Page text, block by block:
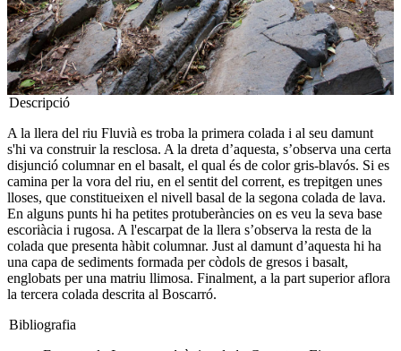
Descripció
A la llera del riu Fluvià es troba la primera colada i al seu damunt
s'hi va construir la resclosa. A la dreta d’aquesta, s’observa una certa
disjunció columnar en el basalt, el qual és de color gris-blavós. Si es
camina per la vora del riu, en el sentit del corrent, es trepitgen unes
lloses, que constitueixen el nivell basal de la segona colada de lava.
En alguns punts hi ha petites protuberàncies on es veu la seva base
escoriàcia i rugosa. A l'escarpat de la llera s’observa la resta de la
colada que presenta hàbit columnar. Just al damunt d’aquesta hi ha
una capa de sediments formada per còdols de gresos i basalt,
englobats per una matriu llimosa. Finalment, a la part superior aflora
la tercera colada descrita al Boscarró.
Bibliografia